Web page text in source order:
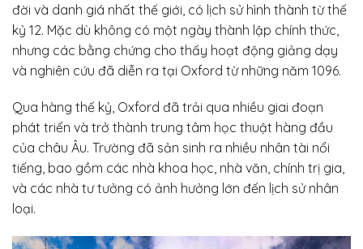
đời và danh giá nhất thế giới, có lịch sử hình thành từ thế
kỷ 12. Mặc dù không có một ngày thành lập chính thức,
nhưng các bằng chứng cho thấy hoạt động giảng dạy
và nghiên cứu đã diễn ra tại Oxford từ những năm 1096.
Qua hàng thế kỷ, Oxford đã trải qua nhiều giai đoạn
phát triển và trở thành trung tâm học thuật hàng đầu
của châu Âu. Trường đã sản sinh ra nhiều nhân tài nổi
tiếng, bao gồm các nhà khoa học, nhà văn, chính trị gia,
và các nhà tư tưởng có ảnh hưởng lớn đến lịch sử nhân
loại.